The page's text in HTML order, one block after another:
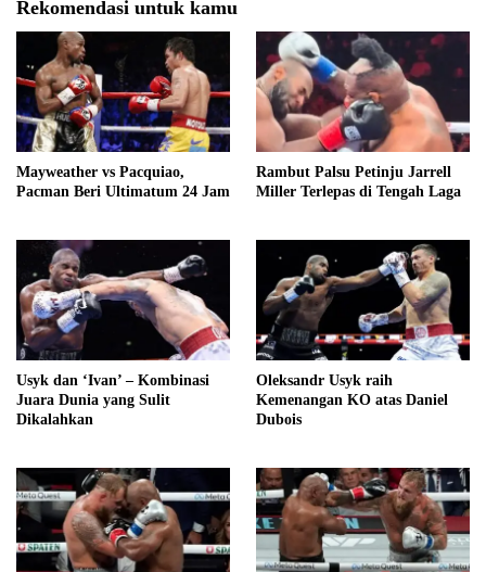
Rekomendasi untuk kamu
Mayweather vs Pacquiao,
Pacman Beri Ultimatum 24 Jam
Rambut Palsu Petinju Jarrell
Miller Terlepas di Tengah Laga
Usyk dan ‘Ivan’ – Kombinasi
Juara Dunia yang Sulit
Dikalahkan
Oleksandr Usyk raih
Kemenangan KO atas Daniel
Dubois